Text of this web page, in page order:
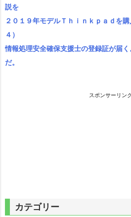
説を
２０１９年モデルＴｈｉｎｋｐａｄを
４）
情報処理安全確保支援士の登録証が届
だ。
スポンサーリンク
カテゴリー